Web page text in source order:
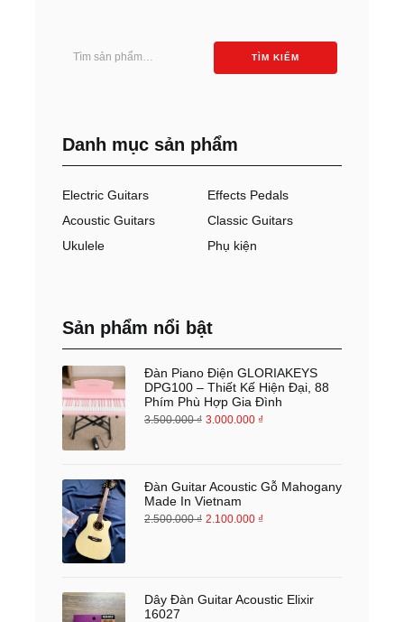
Tìm
TÌM KIẾM
Danh mục sản phẩm
Electric Guitars
Effects Pedals
Acoustic Guitars
Classic Guitars
Ukulele
Phụ kiện
Sản phẩm nổi bật
Đàn Piano Điện GLORIAKEYS
DPG100 – Thiết Kế Hiện Đại, 88
Phím Phù Hợp Gia Đình
3.500.000₫ 3.000.000 ₫
Đàn Guitar Acoustic Gỗ Mahogany
Made In Vietnam
2.500.000₫ 2.100.000 ₫
Dây Đàn Guitar Acoustic Elixir
16027